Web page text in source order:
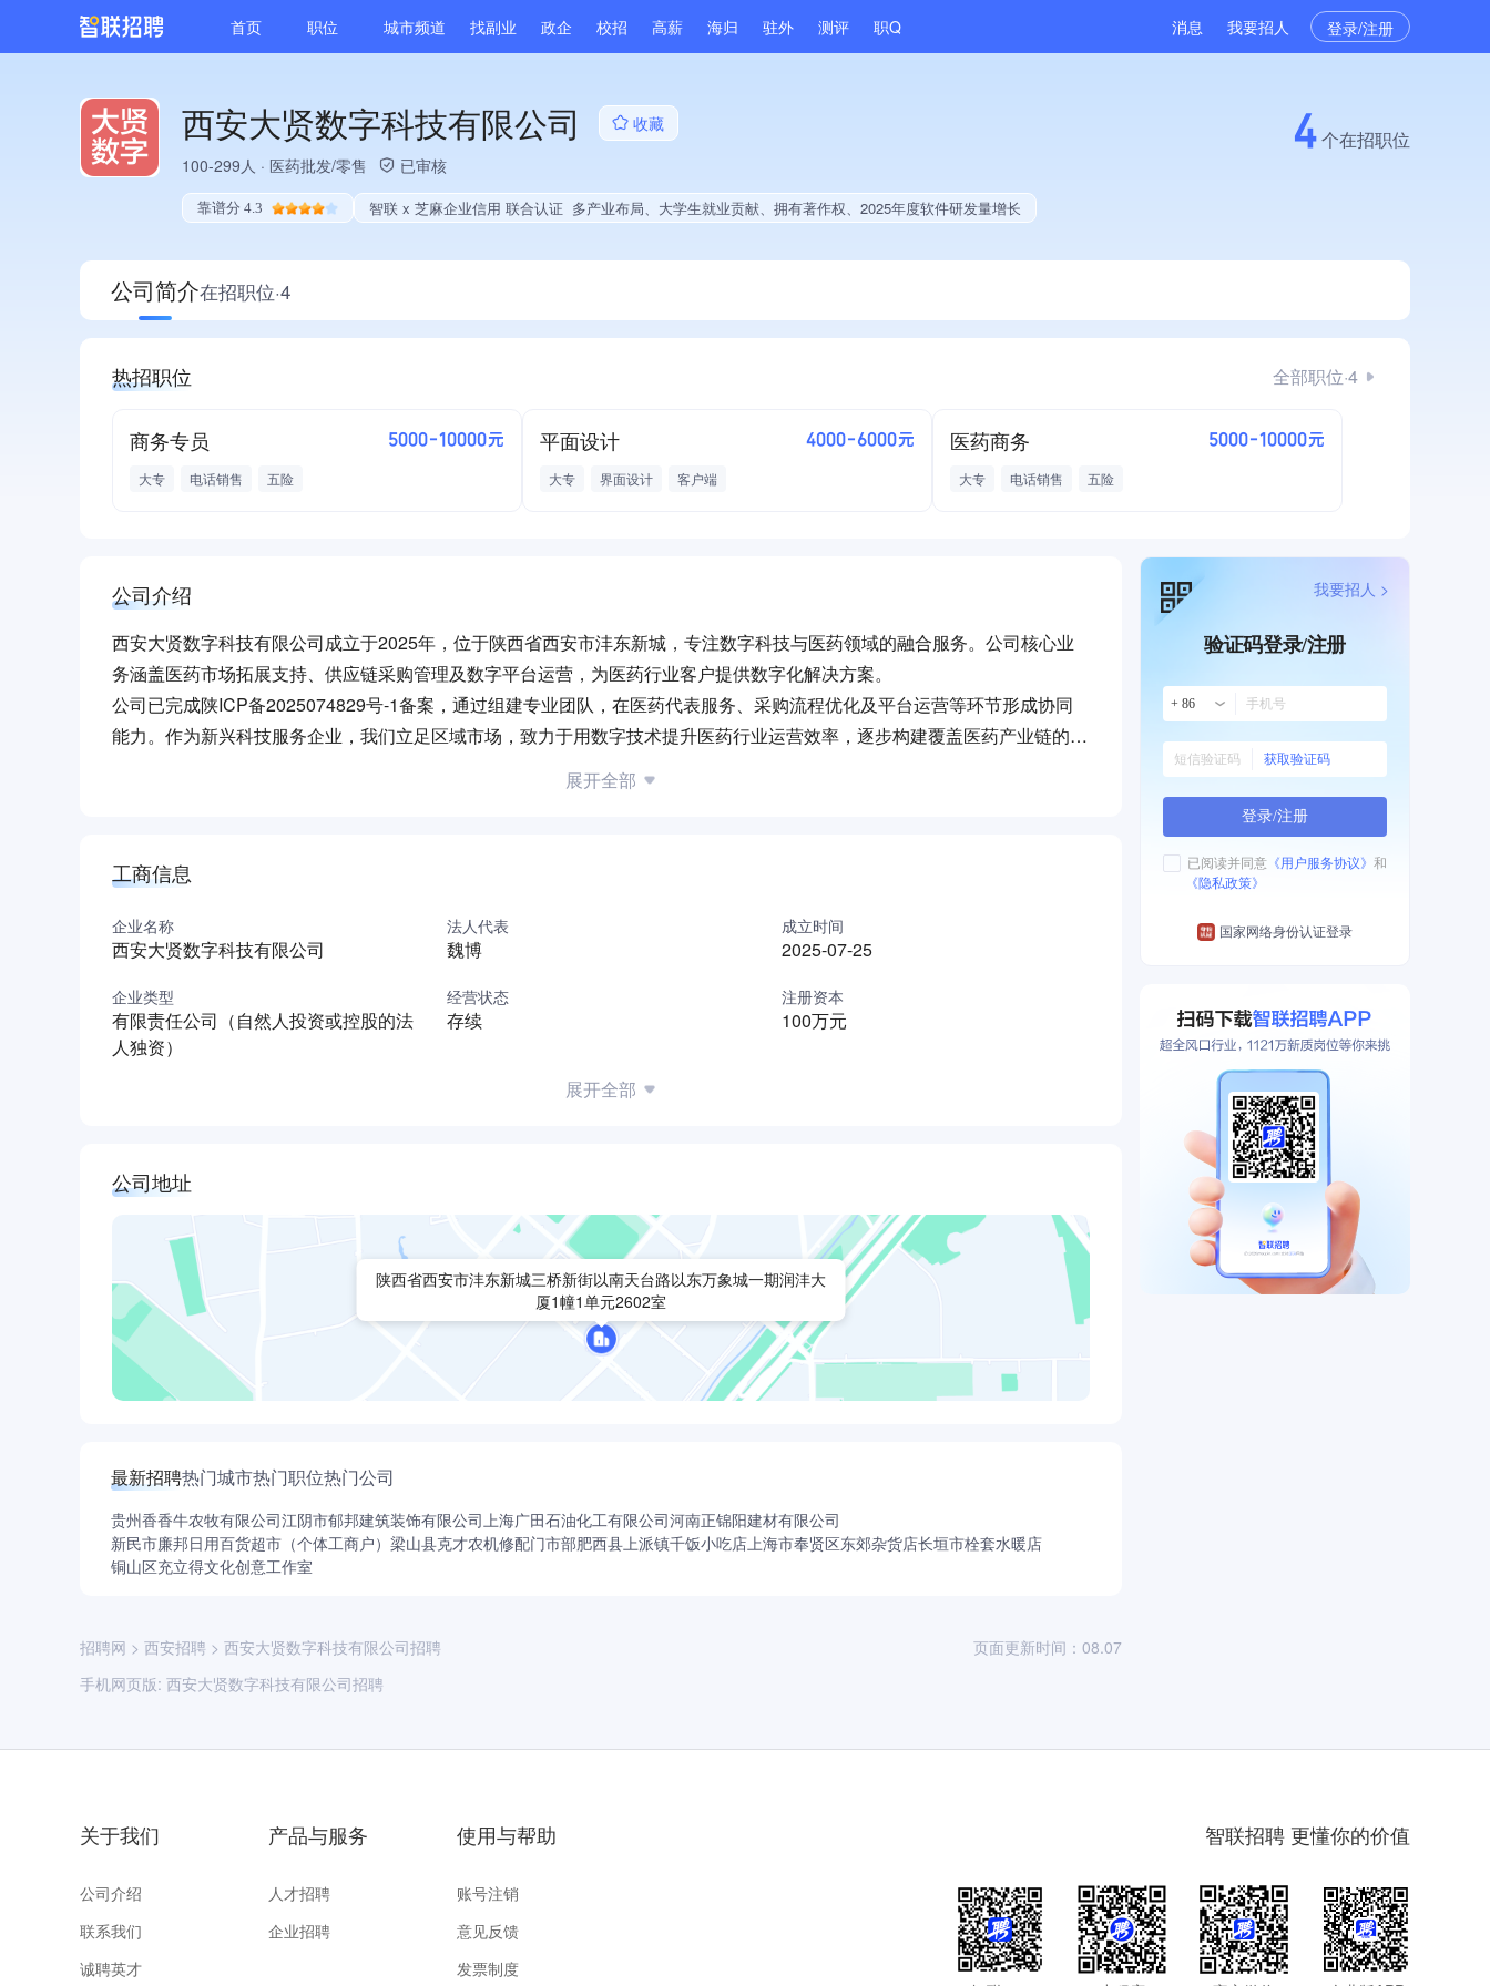
首页 职位 城市频道 找副业 政企 校招 高薪 海归 驻外 测评 职Q 消息 我要招人 登录/注册
西安大贤数字科技有限公司
收藏
100-299人 · 医药批发/零售 已审核
靠谱分 4.3 智联 x 芝麻企业信用 联合认证 多产业布局、大学生就业贡献、拥有著作权、2025年度软件研发量增长
4个在招职位
公司简介在招职位·4
热招职位 全部职位·4
商务专员 5000-10000元
大专 电话销售 五险
平面设计 4000-6000元
大专 界面设计 客户端
医药商务 5000-10000元
大专 电话销售 五险
公司介绍
西安大贤数字科技有限公司成立于2025年，位于陕西省西安市沣东新城，专注数字科技与医药领域的融合服务。公司核心业
务涵盖医药市场拓展支持、供应链采购管理及数字平台运营，为医药行业客户提供数字化解决方案。
公司已完成陕ICP备2025074829号-1备案，通过组建专业团队，在医药代表服务、采购流程优化及平台运营等环节形成协同
能力。作为新兴科技服务企业，我们立足区域市场，致力于用数字技术提升医药行业运营效率，逐步构建覆盖医药产业链的数
展开全部
工商信息
企业名称
西安大贤数字科技有限公司
法人代表
魏博
成立时间
2025-07-25
企业类型
有限责任公司（自然人投资或控股的法
人独资）
经营状态
存续
注册资本
100万元
展开全部
公司地址
陕西省西安市沣东新城三桥新街以南天台路以东万象城一期润沣大
厦1幢1单元2602室
最新招聘热门城市热门职位热门公司
贵州香香牛农牧有限公司江阴市郁邦建筑装饰有限公司上海广田石油化工有限公司河南正锦阳建材有限公司
新民市廉邦日用百货超市（个体工商户） 梁山县克才农机修配门市部肥西县上派镇千饭小吃店上海市奉贤区东郊杂货店长垣市栓套水暖店
铜山区充立得文化创意工作室
招聘网 > 西安招聘 > 西安大贤数字科技有限公司招聘
手机网页版: 西安大贤数字科技有限公司招聘
页面更新时间：08.07
验证码登录/注册
+ 86
获取验证码
登录/注册
已阅读并同意 《用户服务协议》 和
《隐私政策》
国家网络身份认证登录
我要招人 >
关于我们
公司介绍
联系我们
诚聘英才
产品与服务
人才招聘
企业招聘
使用与帮助
账号注销
意见反馈
发票制度
智联招聘 更懂你的价值